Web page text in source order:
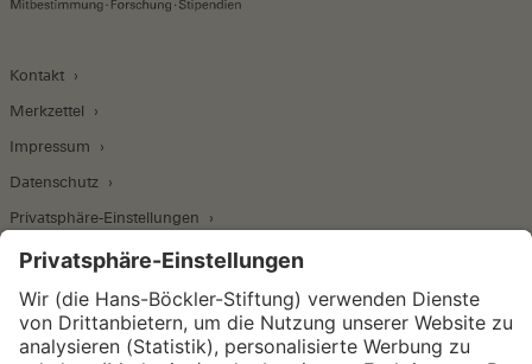
Kontakt
Merkzettel
Impressum
Datenschutz
Privatsphäre-Einstellungen
Wirtschafts- und Sozialwissenschaftliches Institut